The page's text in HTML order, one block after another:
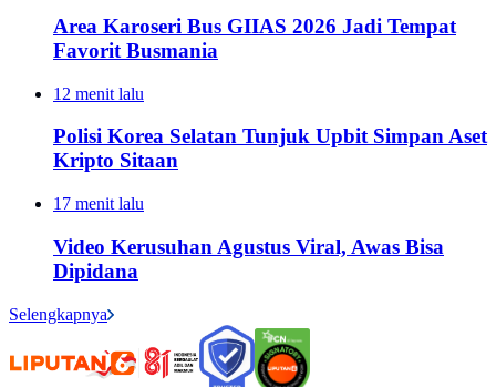
Area Karoseri Bus GIIAS 2026 Jadi Tempat
Favorit Busmania
12 menit lalu
Polisi Korea Selatan Tunjuk Upbit Simpan Aset
Kripto Sitaan
17 menit lalu
Video Kerusuhan Agustus Viral, Awas Bisa
Dipidana
Selengkapnya